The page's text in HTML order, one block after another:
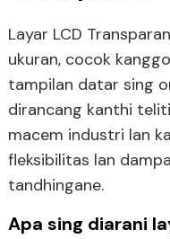
Layar LCD
ukuran, cocok
tampilan datar sing
dirancang kanthi
macem industri lan
fleksibilitas lan
tandhingane.
Apa sing diarani